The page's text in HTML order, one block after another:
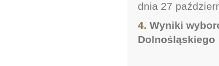
dnia 27
4. Wyniki
Dolnośląskiego